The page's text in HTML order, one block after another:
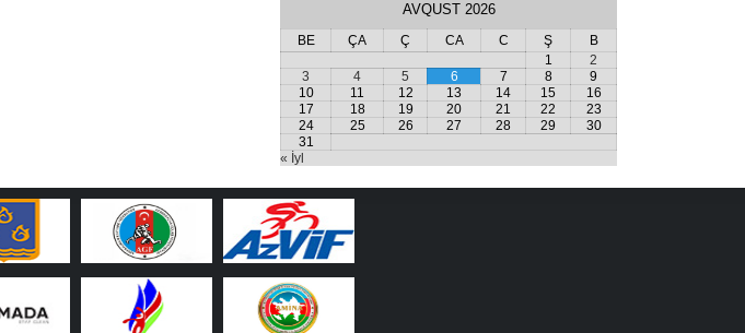
AVQUST 2026
BE ÇA Ç CA C Ş
B
1
2
3
4 5 6 7 8
9
10
11 12 13 14 15
16
17
18 19 20 21 22
23
24
25 26 27 28 29
30
31
« İyl